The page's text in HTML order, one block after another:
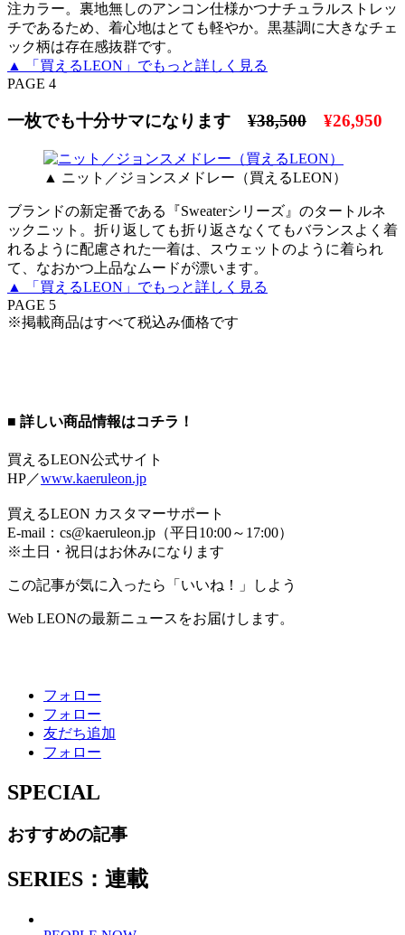
注カラー。裏地無しのアンコン仕様かつナチュラルストレッ
チであるため、着心地はとても軽やか。黒基調に大きなチェ
ック柄は存在感抜群です。
▲ 「買えるLEON」でもっと詳しく見る
PAGE 4
一枚でも十分サマになります ¥38,500 ¥26,950
▲ ニット／ジョンスメドレー（買えるLEON）
ブランドの新定番である『Sweaterシリーズ』のタートルネ
ックニット。折り返しても折り返さなくてもバランスよく着
れるように配慮された一着は、スウェットのように着られ
て、なおかつ上品なムードが漂います。
▲ 「買えるLEON」でもっと詳しく見る
PAGE 5
※掲載商品はすべて税込み価格です
■ 詳しい商品情報はコチラ！
買えるLEON公式サイト
HP／www.kaeruleon.jp
買えるLEON カスタマーサポート
E-mail：cs@kaeruleon.jp（平日10:00～17:00）
※土日・祝日はお休みになります
この記事が気に入ったら「いいね！」しよう
Web LEONの最新ニュースをお届けします。
フォロー
フォロー
友だち追加
フォロー
SPECIAL
おすすめの記事
SERIES：連載